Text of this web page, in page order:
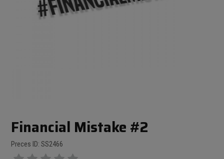
Financial Mistake #2
Preces ID: SS2466